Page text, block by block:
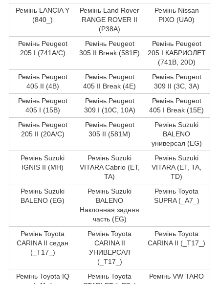
Ремінь LANCIA Y
(840_)
Ремінь Land Rover
RANGE ROVER II
(P38A)
Ремінь Nissan
PIXO (UA0)
Ремінь Peugeot
205 I (741A/C)
Ремінь Peugeot
305 II Break (581E)
Ремінь Peugeot
205 I КАБРИОЛЕТ
(741B, 20D)
Ремінь Peugeot
405 II (4B)
Ремінь Peugeot
405 II Break (4E)
Ремінь Peugeot
309 II (3C, 3A)
Ремінь Peugeot
405 I (15B)
Ремінь Peugeot
309 I (10C, 10A)
Ремінь Peugeot
405 I Break (15E)
Ремінь Peugeot
205 II (20A/C)
Ремінь Peugeot
305 II (581M)
Ремінь Suzuki
BALENO
универсал (EG)
Ремінь Suzuki
IGNIS II (MH)
Ремінь Suzuki
VITARA Cabrio (ET,
TA)
Ремінь Suzuki
VITARA (ET, TA,
TD)
Ремінь Suzuki
BALENO (EG)
Ремінь Suzuki
BALENO
Наклонная задняя
часть (EG)
Ремінь Toyota
SUPRA (_A7_)
Ремінь Toyota
CARINA II седан
(_T17_)
Ремінь Toyota
CARINA II
УНИВЕРСАЛ
(_T17_)
Ремінь Toyota
CARINA II (_T17_)
Ремінь Toyota IQ
Ремінь Toyota
Ремінь VW TARO